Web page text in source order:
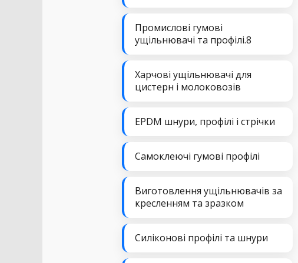
Промислові гумові
ущільнювачі та профілі.8
Харчові ущільнювачі для
цистерн і молоковозів
EPDM шнури, профілі і стрічки
Самоклеючі гумові профілі
Виготовлення ущільнювачів за
кресленням та зразком
Силіконові профілі та шнури